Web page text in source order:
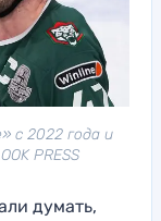
с 2022 года и
PRESS
думать,